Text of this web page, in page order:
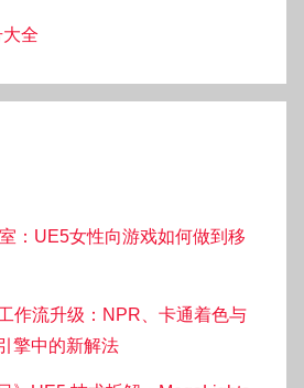
全
：UE5女性向游戏如何做到移
作流升级：NPR、卡通着色与
擎中的新解法